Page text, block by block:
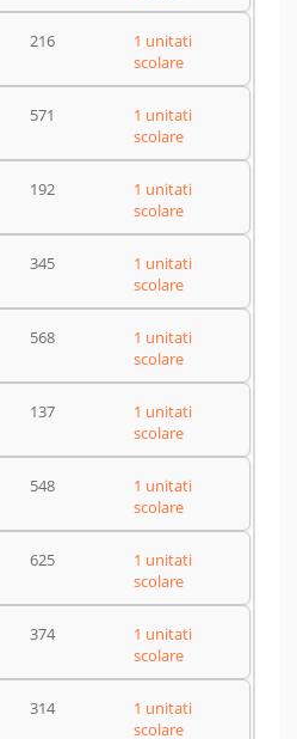
216
1 unitati
scolare
571
1 unitati
scolare
192
1 unitati
scolare
345
1 unitati
scolare
568
1 unitati
scolare
137
1 unitati
scolare
548
1 unitati
scolare
625
1 unitati
scolare
374
1 unitati
scolare
314
1 unitati
scolare